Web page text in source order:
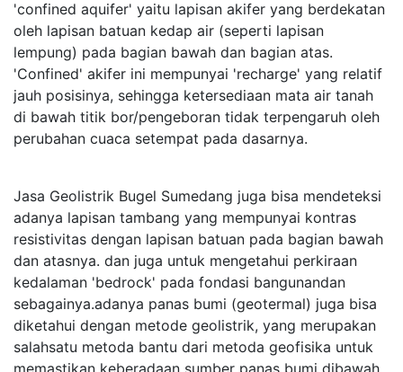
'confined aquifer' yaitu lapisan akifer yang berdekatan
oleh lapisan batuan kedap air (seperti lapisan
lempung) pada bagian bawah dan bagian atas.
'Confined' akifer ini mempunyai 'recharge' yang relatif
jauh posisinya, sehingga ketersediaan mata air tanah
di bawah titik bor/pengeboran tidak terpengaruh oleh
perubahan cuaca setempat pada dasarnya.
Jasa Geolistrik Bugel Sumedang juga bisa mendeteksi
adanya lapisan tambang yang mempunyai kontras
resistivitas dengan lapisan batuan pada bagian bawah
dan atasnya. dan juga untuk mengetahui perkiraan
kedalaman 'bedrock' pada fondasi bangunandan
sebagainya.adanya panas bumi (geotermal) juga bisa
diketahui dengan metode geolistrik, yang merupakan
salahsatu metoda bantu dari metoda geofisika untuk
memastikan keberadaan sumber panas bumi dibawah